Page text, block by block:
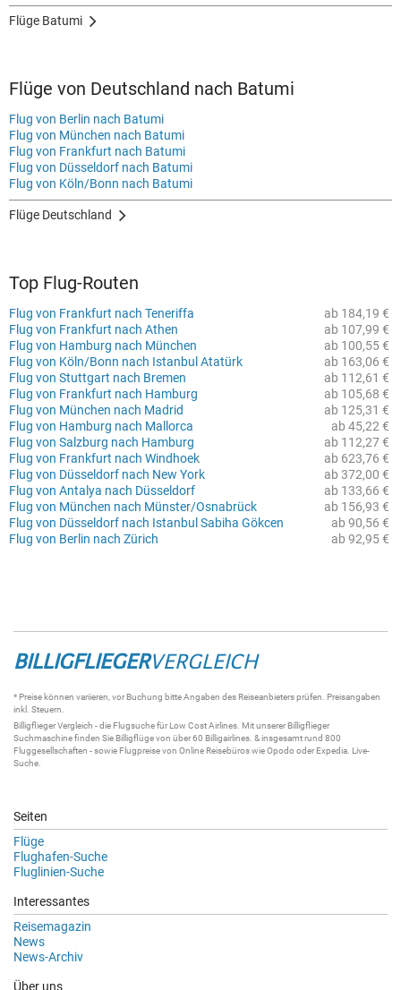
Flüge Batumi
Flüge von Deutschland nach Batumi
Flug von Berlin nach Batumi
Flug von München nach Batumi
Flug von Frankfurt nach Batumi
Flug von Düsseldorf nach Batumi
Flug von Köln/Bonn nach Batumi
Flüge Deutschland
Top Flug-Routen
ab 184,19 €
Flug von Frankfurt nach Teneriffa
ab 107,99 €
Flug von Frankfurt nach Athen
ab 100,55 €
Flug von Hamburg nach München
ab 163,06 €
Flug von Köln/Bonn nach Istanbul Atatürk
ab 112,61 €
Flug von Stuttgart nach Bremen
ab 105,68 €
Flug von Frankfurt nach Hamburg
ab 125,31 €
Flug von München nach Madrid
ab 45,22 €
Flug von Hamburg nach Mallorca
ab 112,27 €
Flug von Salzburg nach Hamburg
ab 623,76 €
Flug von Frankfurt nach Windhoek
ab 372,00 €
Flug von Düsseldorf nach New York
ab 133,66 €
Flug von Antalya nach Düsseldorf
ab 156,93 €
Flug von München nach Münster/Osnabrück
ab 90,56 €
Flug von Düsseldorf nach Istanbul Sabiha Gökcen
ab 92,95 €
Flug von Berlin nach Zürich
BILLIGFLIEGERVERGLEICH
* Preise können variieren, vor Buchung bitte Angaben des Reiseanbieters prüfen. Preisangaben
inkl. Steuern.
BilligfliegerVergleich - die Flugsuchefür Low Cost Airlines. Mit unsererBilligflieger
Suchmaschinefinden Sie Billigflügevon über 60 Billigairlines . & insgesamt rund 800
Fluggesellschaften - sowie Flugpreise von Online Reisebüros wie Opodo oder Expedia. Live-
Suche
Seiten
Flüge
Flughafen-Suche
Fluglinien-Suche
Interessantes
Reisemagazin
News
News-Archiv
Über uns